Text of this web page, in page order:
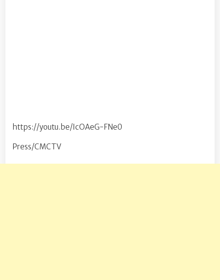
https://youtu.be/IcOAeG-FNe0
Press/CMCTV